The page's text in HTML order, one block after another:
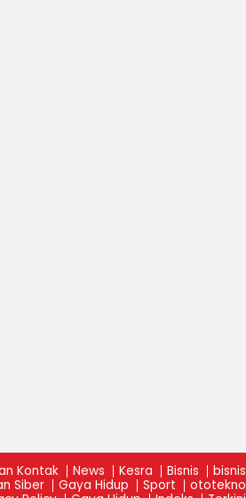
Kontak News Kesra Bisnis
bisnis
Siber Gaya Hidup Sport
ototekno